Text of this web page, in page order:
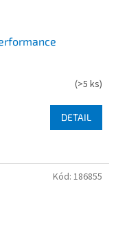
(>5 ks)
DETAIL
Kód: 186855